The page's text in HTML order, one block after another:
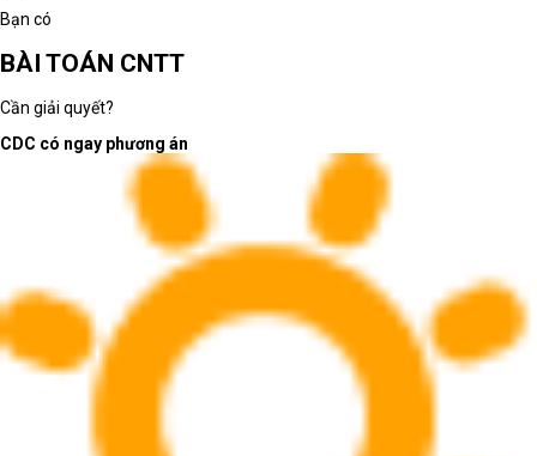
Bạn có
BÀI TOÁN CNTT
Cần giải quyết?
CDC có ngay phương án